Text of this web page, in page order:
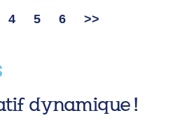
4 5 6 >>
dynamique !